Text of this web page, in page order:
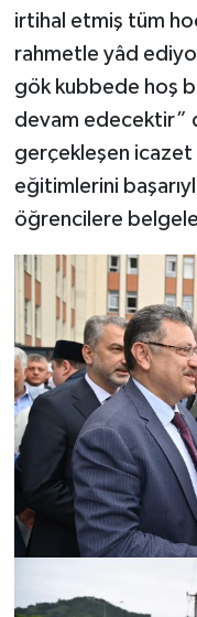
irtihal etmiş tüm
rahmetle yâd
gök kubbede hoş
devam edecektir”
gerçekleşen icazet
eğitimlerini
öğrencilere